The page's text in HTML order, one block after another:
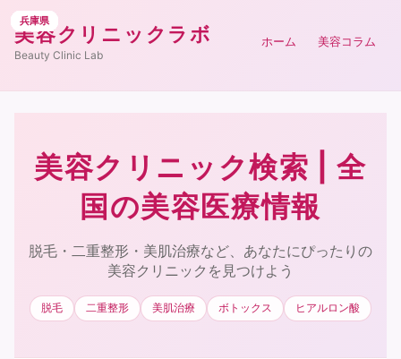
美容クリニックラボ
Beauty Clinic Lab
ホーム 美容コラム
美容クリニック検索 | 全
国の美容医療情報
脱毛・二重整形・美肌治療など、あなたにぴったりの
美容クリニックを見つけよう
脱毛 二重整形 美肌治療 ボトックス ヒアルロン酸
三重県
兵庫県
兵庫県
兵庫県
兵庫県
兵庫県
兵庫県
兵庫県
兵庫県
兵庫県
兵庫県